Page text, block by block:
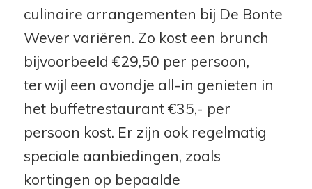
culinaire arrangementen bij De Bonte
Wever variëren. Zo kost een brunch
bijvoorbeeld €29,50 per persoon,
terwijl een avondje all-in genieten in
het buffetrestaurant €35,- per
persoon kost. Er zijn ook regelmatig
speciale aanbiedingen, zoals
kortingen op bepaalde